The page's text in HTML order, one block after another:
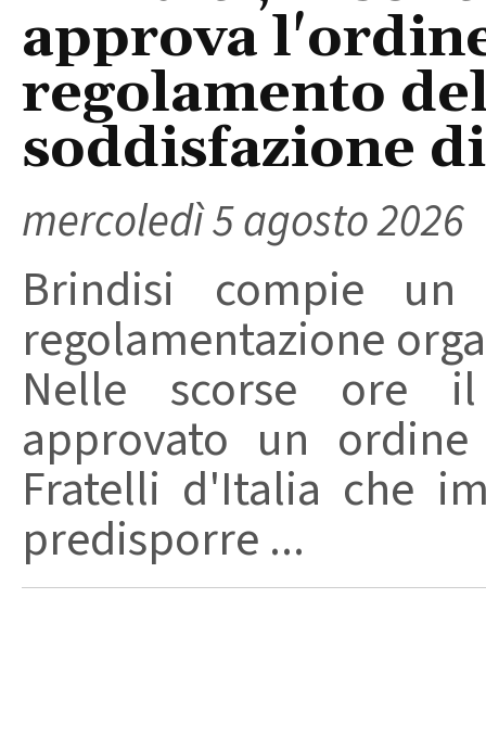
approva
regolamento
soddisfazione
mercoledì 5 agosto 2026
Brindisi compie
regolamentazione
Nelle scorse ore
approvato un
Fratelli d'Italia che
predisporre ...